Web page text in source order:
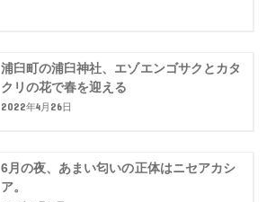
浦臼町の浦臼神社、エゾエンゴサクとカタ
クリの花で春を迎える
2022年4月26日
6月の夜、あまい匂いの正体はニセアカシ
ア。